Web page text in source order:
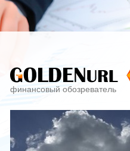
финансовый обозреватель